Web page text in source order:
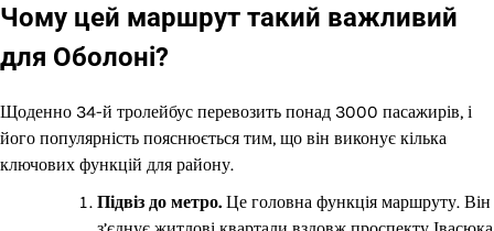
Чому цей маршрут такий важливий
для Оболоні?
Щоденно 34-й тролейбус перевозить понад 3000 пасажирів, і
його популярність пояснюється тим, що він виконує кілька
ключових функцій для району.
Підвіз до метро. Це головна функція маршруту. Він